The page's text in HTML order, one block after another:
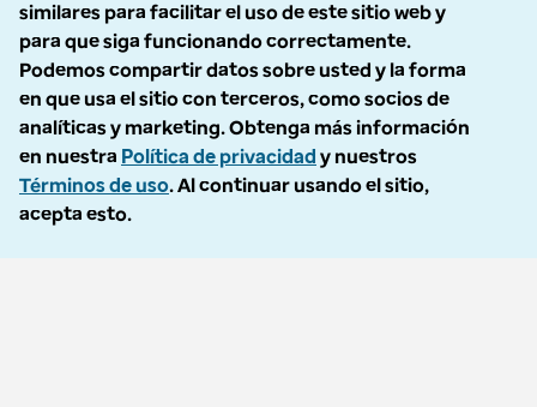
© 2026 Optum, Inc. Todos los derechos reservados. Fotografías de
archivo utilizadas.
Política de privacidad
Condiciones de uso
Exclusión voluntaria
Accesibilidad
Informe de vulnerabilidad
similares para facilitar el uso de este sitio web y
para que siga funcionando correctamente.
Podemos compartir datos sobre usted y la forma
en que usa el sitio con terceros, como socios de
analíticas y marketing. Obtenga más información
en nuestra Política de privacidad y nuestros
Términos de uso. Al continuar usando el sitio,
acepta esto.